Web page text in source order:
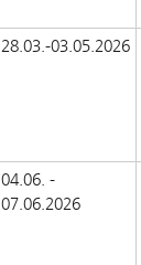
28.03.-03.05.2026
04.06. -
07.06.2026